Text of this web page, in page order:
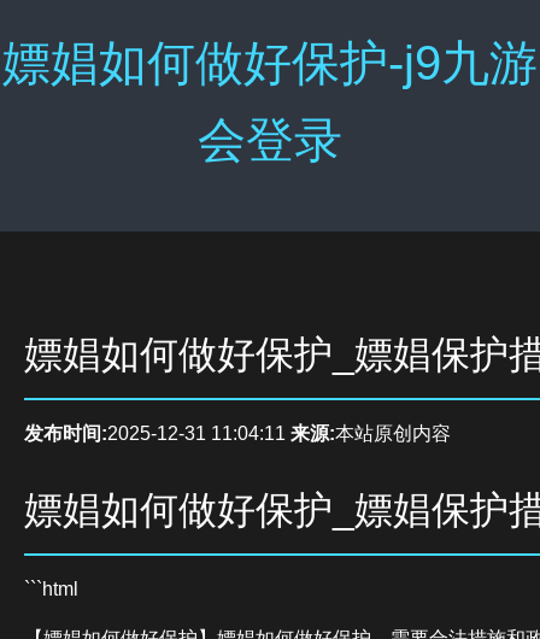
嫖娼如何做好保护-j9九游
会登录
嫖娼如何做好保护_嫖娼保护
发布时间:2025-12-31 11:04:11 来源:本站原创内容
嫖娼如何做好保护_嫖娼保护
```html